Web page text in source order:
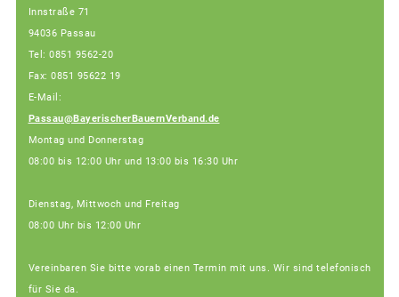
Innstraße 71
94036 Passau
Tel: 0851 9562-20
Fax: 0851 95622 19
E-Mail:
Passau@BayerischerBauernVerband.de
Montag und Donnerstag
08:00 bis 12:00 Uhr und 13:00 bis 16:30 Uhr
Dienstag, Mittwoch und Freitag
08:00 Uhr bis 12:00 Uhr
Vereinbaren Sie bitte vorab einen Termin mit uns. Wir sind telefonisch
für Sie da.